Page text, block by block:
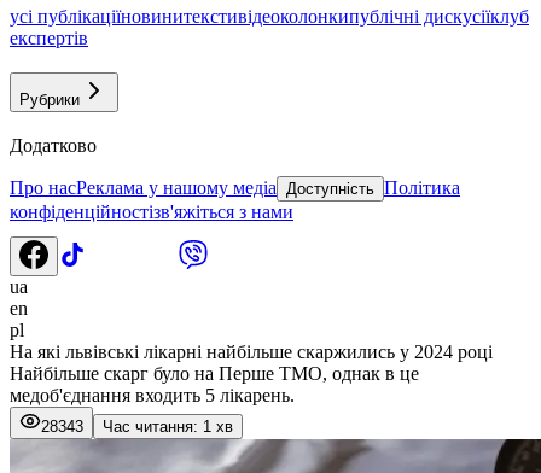
усі публікаціїновинитекстивідеоколонкипублічні дискусіїклуб
експертів
Рубрики
Додатково
Про насРеклама у нашому медіа Доступність Політика
конфіденційностізв'яжіться з нами
ua
en
pl
На які львівські лікарні найбільше скаржились у 2024 році
Найбільше скарг було на Перше ТМО, однак в це
медоб'єднання входить 5 лікарень.
28343 Час читання: 1 хв